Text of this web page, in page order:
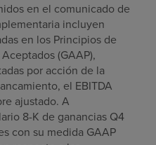
en el comunicado de
incluyen
en los Principios de
(GAAP),
por acción de la
el EBITDA
ajustado. A
8-K de ganancias Q4
con su medida GAAP